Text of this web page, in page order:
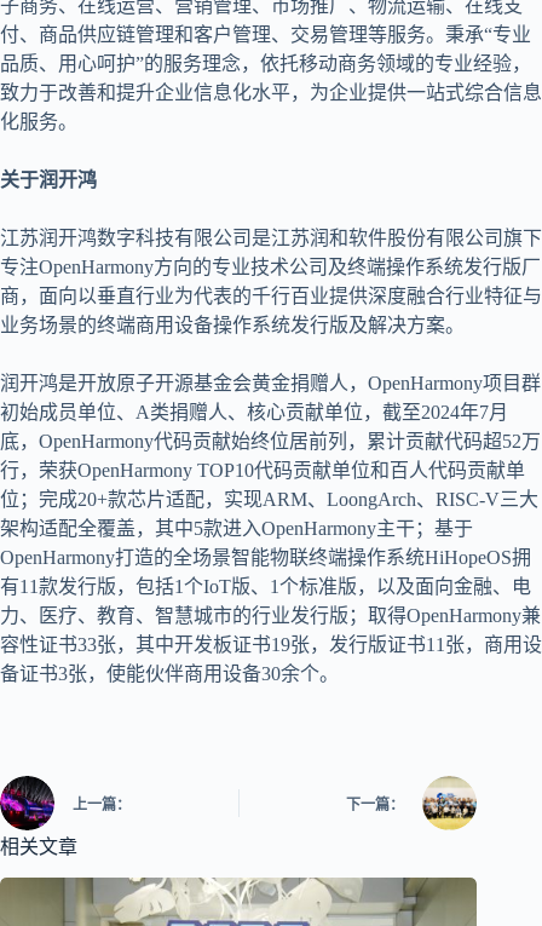
子商务、在线运营、营销管理、市场推广、物流运输、在线支
付、商品供应链管理和客户管理、交易管理等服务。秉承“专业
品质、用心呵护”的服务理念，依托移动商务领域的专业经验，
致力于改善和提升企业信息化水平，为企业提供一站式综合信息
化服务。
关于润开鸿
江苏润开鸿数字科技有限公司是江苏润和软件股份有限公司旗下
专注OpenHarmony方向的专业技术公司及终端操作系统发行版厂
商，面向以垂直行业为代表的千行百业提供深度融合行业特征与
业务场景的终端商用设备操作系统发行版及解决方案。
润开鸿是开放原子开源基金会黄金捐赠人，OpenHarmony项目群
初始成员单位、A类捐赠人、核心贡献单位，截至2024年7月
底，OpenHarmony代码贡献始终位居前列，累计贡献代码超52万
行，荣获OpenHarmony TOP10代码贡献单位和百人代码贡献单
位；完成20+款芯片适配，实现ARM、LoongArch、RISC-V三大
架构适配全覆盖，其中5款进入OpenHarmony主干；基于
OpenHarmony打造的全场景智能物联终端操作系统HiHopeOS拥
有11款发行版，包括1个IoT版、1个标准版，以及面向金融、电
力、医疗、教育、智慧城市的行业发行版；取得OpenHarmony兼
容性证书33张，其中开发板证书19张，发行版证书11张，商用设
备证书3张，使能伙伴商用设备30余个。
上一篇： 下一篇：
相关文章